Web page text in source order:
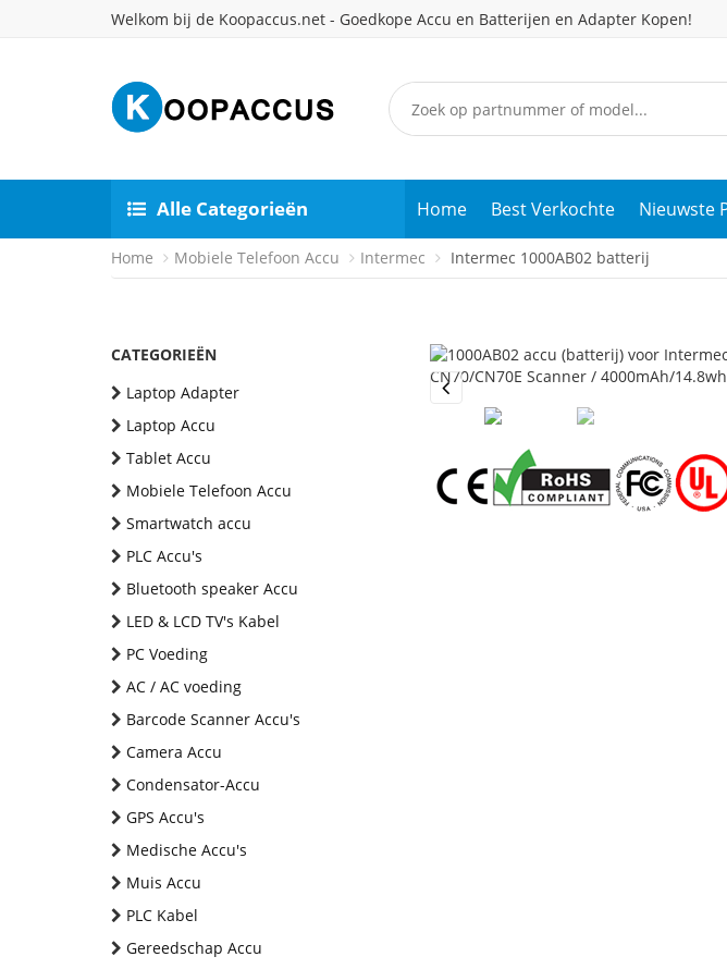
Welkom bij de Koopaccus.net - Goedkope Accu en Batterijen en Adapter Kopen!
Alle Categorieën Home Best Verkochte Nieuwste
Home Mobiele Telefoon Accu Intermec Intermec 1000AB02 batterij
CATEGORIEËN
Laptop Adapter
Laptop Accu
Tablet Accu
Mobiele Telefoon Accu
Smartwatch accu
PLC Accu's
Bluetooth speaker Accu
LED & LCD TV's Kabel
PC Voeding
AC / AC voeding
Barcode Scanner Accu's
Camera Accu
Condensator-Accu
GPS Accu's
Medische Accu's
Muis Accu
PLC Kabel
Gereedschap Accu
Previous